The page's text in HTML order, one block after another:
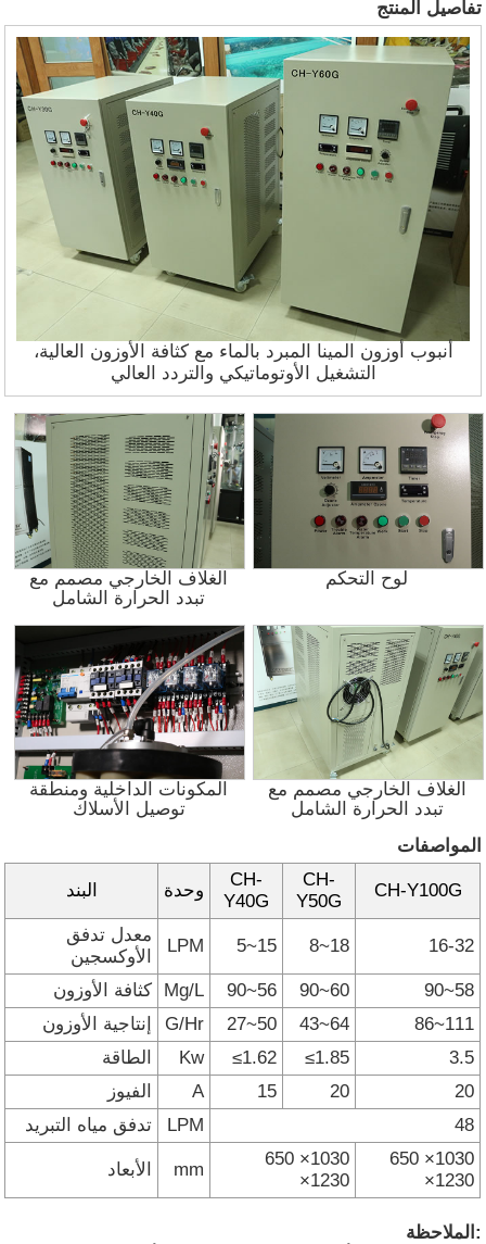
تفاصيل المنتج
أنبوب أوزون المينا المبرد بالماء مع كثافة الأوزون العالية،
التشغيل الأوتوماتيكي والتردد العالي
لوح التحكم
الغلاف الخارجي مصمم مع
تبدد الحرارة الشامل
الغلاف الخارجي مصمم مع
تبدد الحرارة الشامل
المكونات الداخلية ومنطقة
توصيل الأسلاك
المواصفات
البند وحدة
CH-
Y40G
CH-
Y50G
CH-Y100G
معدل تدفق
الأوكسجين
LPM 5~15 8~18 16-32
كثافة الأوزون Mg/L 90~56 90~60
90~58
إنتاجية الأوزون
G/Hr 27~50 43~64
86~111
الطاقة
Kw ≤1.62 ≤1.85
3.5
الفيوز
A 15 20
20
تدفق مياه التبريد
LPM 48
الأبعاد mm
650 ×1030
×1230
650 ×1030
×1230
الملاحظة: